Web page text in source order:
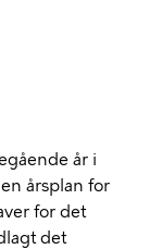
år i
årsplan for
for det
det